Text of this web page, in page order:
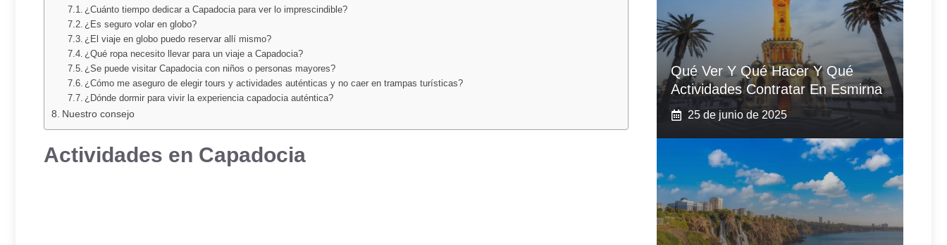
¿Cuánto tiempo dedicar a Capadocia para ver lo imprescindible?
¿Es seguro volar en globo?
¿El viaje en globo puedo reservar allí mismo?
¿Qué ropa necesito llevar para un viaje a Capadocia?
¿Se puede visitar Capadocia con niños o personas mayores?
¿Cómo me aseguro de elegir tours y actividades auténticas y no caer en trampas turísticas?
¿Dónde dormir para vivir la experiencia capadocia auténtica?
Nuestro consejo
Actividades en Capadocia
Qué Ver Y Qué Hacer Y Qué
Actividades Contratar En Esmirna
25 de junio de 2025